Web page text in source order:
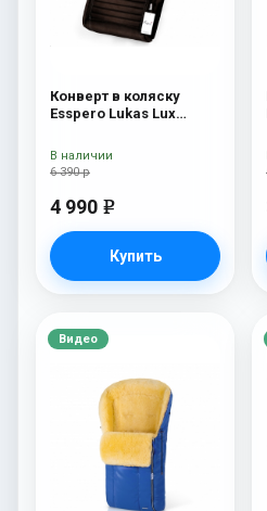
Конверт в коляску
Esspero Lukas Lux
шерсть) Brown
6 390 р
4 990 e
Купить
В наличии
Видео